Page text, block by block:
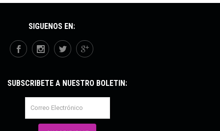
SÍGUENOS EN:
SUBSCRÍBETE A NUESTRO BOLETÍN: